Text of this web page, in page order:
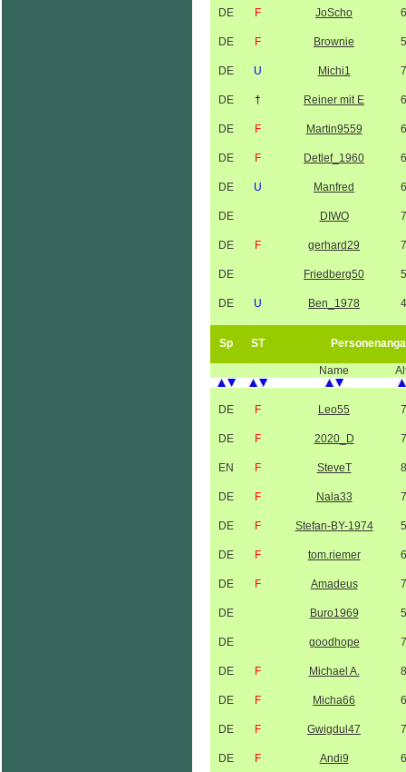
DE F JoScho
DE F Brownie
DE U Michi1
DE † Reiner mit E
DE F Martin9559
DE F Detlef_1960
DE U Manfred
DE DIWO
DE F gerhard29
DE Friedberg50
DE U Ben_1978
Sp ST
Name
DE F Leo55
DE F 2020_D
EN F SteveT
DE F Nala33
DE F Stefan-BY-1974
DE F tom.riemer
DE F Amadeus
DE Buro1969
DE goodhope
DE F Michael A.
DE F Micha66
DE F Gwigdul47
DE F Andi9